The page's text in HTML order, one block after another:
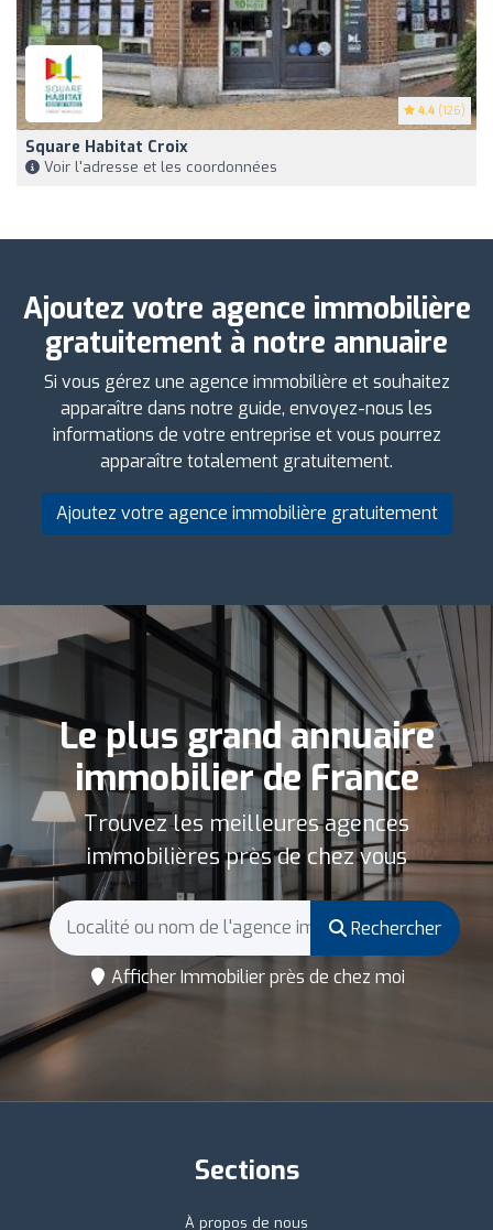
4.4 (126)
Square Habitat Croix
Voir l'adresse et les coordonnées
Ajoutez votre agence immobilière
gratuitement à notre annuaire
Si vous gérez une agence immobilière et souhaitez
apparaître dans notre guide, envoyez-nous les
informations de votre entreprise et vous pourrez
apparaître totalement gratuitement.
Ajoutez votre agence immobilière gratuitement
Le plus grand annuaire
immobilier de France
Trouvez les meilleures agences
immobilières près de chez vous
Rechercher
Afficher Immobilier près de chez moi
Sections
À propos de nous